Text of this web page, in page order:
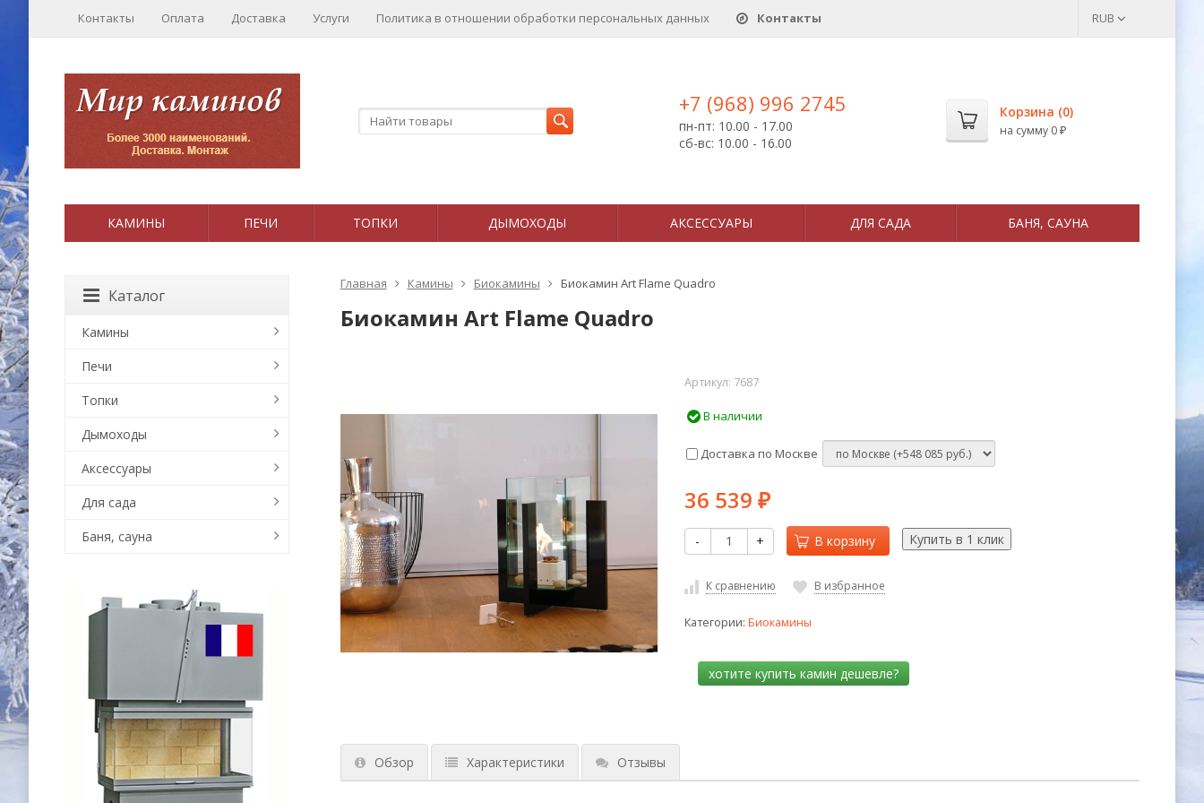
Контакты Оплата Доставка Услуги Политика в отношении обработки персональных данныx Контакты RUB
+7 (968) 996 2745
пн-пт: 10.00 - 17.00
сб-вс: 10.00 - 16.00
Корзина (0)
на сумму 0 ₽
КАМИНЫ ПЕЧИ ТОПКИ ДЫМОХОДЫ АКСЕССУАРЫ ДЛЯ САДА БАНЯ, САУНА
Главная Камины Биокамины Биокамин Art Flame Quadro
Биокамин Art Flame Quadro
Артикул: 7687
В наличии
Доставка по Москве
36 539 ₽
- + В корзину
К сравнению В избранное
Категории: Биокамины
Обзор Характеристики Отзывы
Каталог
Камины
Печи
Топки
Дымоходы
Аксессуары
Для сада
Баня, сауна